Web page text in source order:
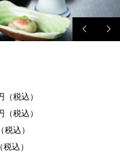
税込）
税込）
込）
込）